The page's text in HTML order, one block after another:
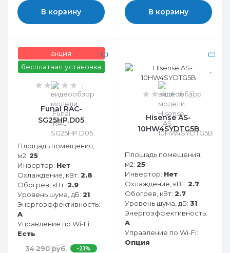
В корзину В корзину
акция
бесплатная установка
Funai RAC-
SG25HP.D05
Площадь помещения,
м2: 25
Инвертор: Нет
Охлаждение, кВт: 2.8
Обогрев, кВт: 2.9
Уровень шума, дБ: 21
Энергоэффективность:
A
Управление по Wi-Fi:
Есть
34 290 руб.
-21%
0
Hisense AS-
10HW4SYDTG5B
Площадь помещения,
м2: 25
Инвертор: Нет
Охлаждение, кВт: 2.7
Обогрев, кВт: 2.7
Уровень шума, дБ: 31
Энергоэффективность:
A
Управление по Wi-Fi:
Опция